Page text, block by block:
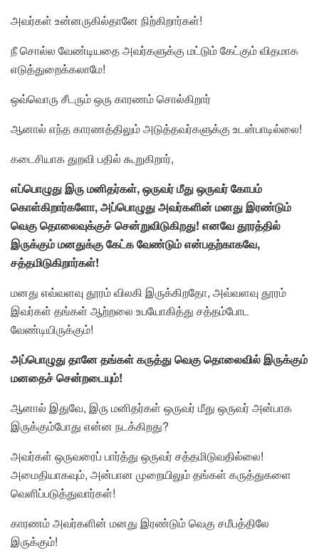
அவர்கள் உன்னருகில்தானே நிற்கிறார்கள்!
நீ சொல்ல வேண்டியதை அவர்களுக்கு மட்டும் கேட்கும் விதமாக
எடுத்துறைக்கலாமே!
ஒவ்வொரு சீடரும் ஒரு காரணம் சொல்கிறார்
ஆனால் எந்த காரணத்திலும் அடுத்தவர்களுக்கு உடன்பாடில்லை!
கடைசியாக துறவி பதில் கூறுகிறார்,
எப்பொழுது இரு மனிதர்கள், ஒருவர் மீது ஒருவர் கோபம்
கொள்கிறார்களோ, அப்பொழுது அவர்களின் மனது இரண்டும்
வெகு தொலைவுக்குச் சென்றுவிடுகிறது! எனவே தூரத்தில்
இருக்கும் மனதுக்கு கேட்க வேண்டும் என்பதற்காகவே,
சத்தமிடுகிறார்கள்!
மனது எவ்வளவு தூரம் விலகி இருக்கிறதோ, அவ்வளவு தூரம்
இவர்கள் தங்கள் ஆற்றலை உபயோகித்து சத்தம்போட
வேண்டியிருக்கும்!
அப்பொழுது தானே தங்கள் கருத்து வெகு தொலைவில் இருக்கும்
மனதைச் சென்றடையும்!
ஆனால் இதுவே, இரு மனிதர்கள் ஒருவர் மீது ஒருவர் அன்பாக
இருக்கும்போது என்ன நடக்கிறது?
அவர்கள் ஒருவரைப் பார்த்து ஒருவர் சத்தமிடுவதில்லை!
அமைதியாகவும், அன்பான முறையிலும் தங்கள் கருத்துகளை
வெளிப்படுத்துவார்கள்!
காரணம் அவர்களின் மனது இரண்டும் வெகு சமீபத்திலே
இருக்கும்!